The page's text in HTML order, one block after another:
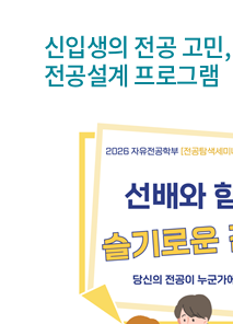
<전공선배와
학습
신입생의 전공 고
전공설계 프로그램